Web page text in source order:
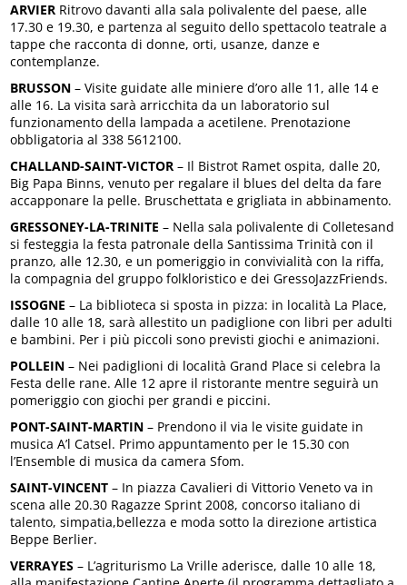
ARVIER Ritrovo davanti alla sala polivalente del paese, alle
17.30 e 19.30, e partenza al seguito dello spettacolo teatrale a
tappe che racconta di donne, orti, usanze, danze e
contemplanze.
BRUSSON – Visite guidate alle miniere d’oro alle 11, alle 14 e
alle 16. La visita sarà arricchita da un laboratorio sul
funzionamento della lampada a acetilene. Prenotazione
obbligatoria al 338 5612100.
CHALLAND-SAINT-VICTOR – Il Bistrot Ramet ospita, dalle 20,
Big Papa Binns, venuto per regalare il blues del delta da fare
accapponare la pelle. Bruschettata e grigliata in abbinamento.
GRESSONEY-LA-TRINITE – Nella sala polivalente di Colletesand
si festeggia la festa patronale della Santissima Trinità con il
pranzo, alle 12.30, e un pomeriggio in convivialità con la riffa,
la compagnia del gruppo folkloristico e dei GressoJazzFriends.
ISSOGNE – La biblioteca si sposta in pizza: in località La Place,
dalle 10 alle 18, sarà allestito un padiglione con libri per adulti
e bambini. Per i più piccoli sono previsti giochi e animazioni.
POLLEIN – Nei padiglioni di località Grand Place si celebra la
Festa delle rane. Alle 12 apre il ristorante mentre seguirà un
pomeriggio con giochi per grandi e piccini.
PONT-SAINT-MARTIN – Prendono il via le visite guidate in
musica A’l Catsel. Primo appuntamento per le 15.30 con
l’Ensemble di musica da camera Sfom.
SAINT-VINCENT – In piazza Cavalieri di Vittorio Veneto va in
scena alle 20.30 Ragazze Sprint 2008, concorso italiano di
talento, simpatia,bellezza e moda sotto la direzione artistica
Beppe Berlier.
VERRAYES – L’agriturismo La Vrille aderisce, dalle 10 alle 18,